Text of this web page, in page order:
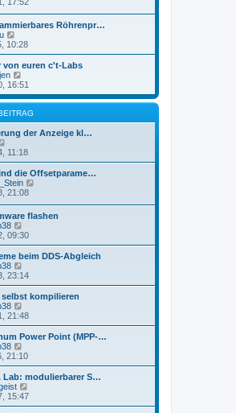
g
i
t
r
g
B
i
t
r
g
s
t
e
B
e
i
t
r
a
g
Röhrenpr…
e
u
e
s
t
r
B
e
i
t
r
g
10:28
von euren c't-Labs
e
u
e
s
t
e
B
e
i
t
r
g
16:51
der Anzeige kl…
e
u
e
s
t
r
B
e
i
t
r
a
g
11:18
die Offsetparame…
s
r
B
t
r
21:08
flashen
e
u
e
t
r
B
e
i
r
g
09:30
beim DDS-Abgleich
e
u
e
t
r
B
e
i
r
a
g
23:14
selbst kompilieren
e
u
e
t
B
e
i
21:48
Power Point (MPP-…
e
u
e
s
t
21:10
Lab: modulierbarer S…
e
u
15:47